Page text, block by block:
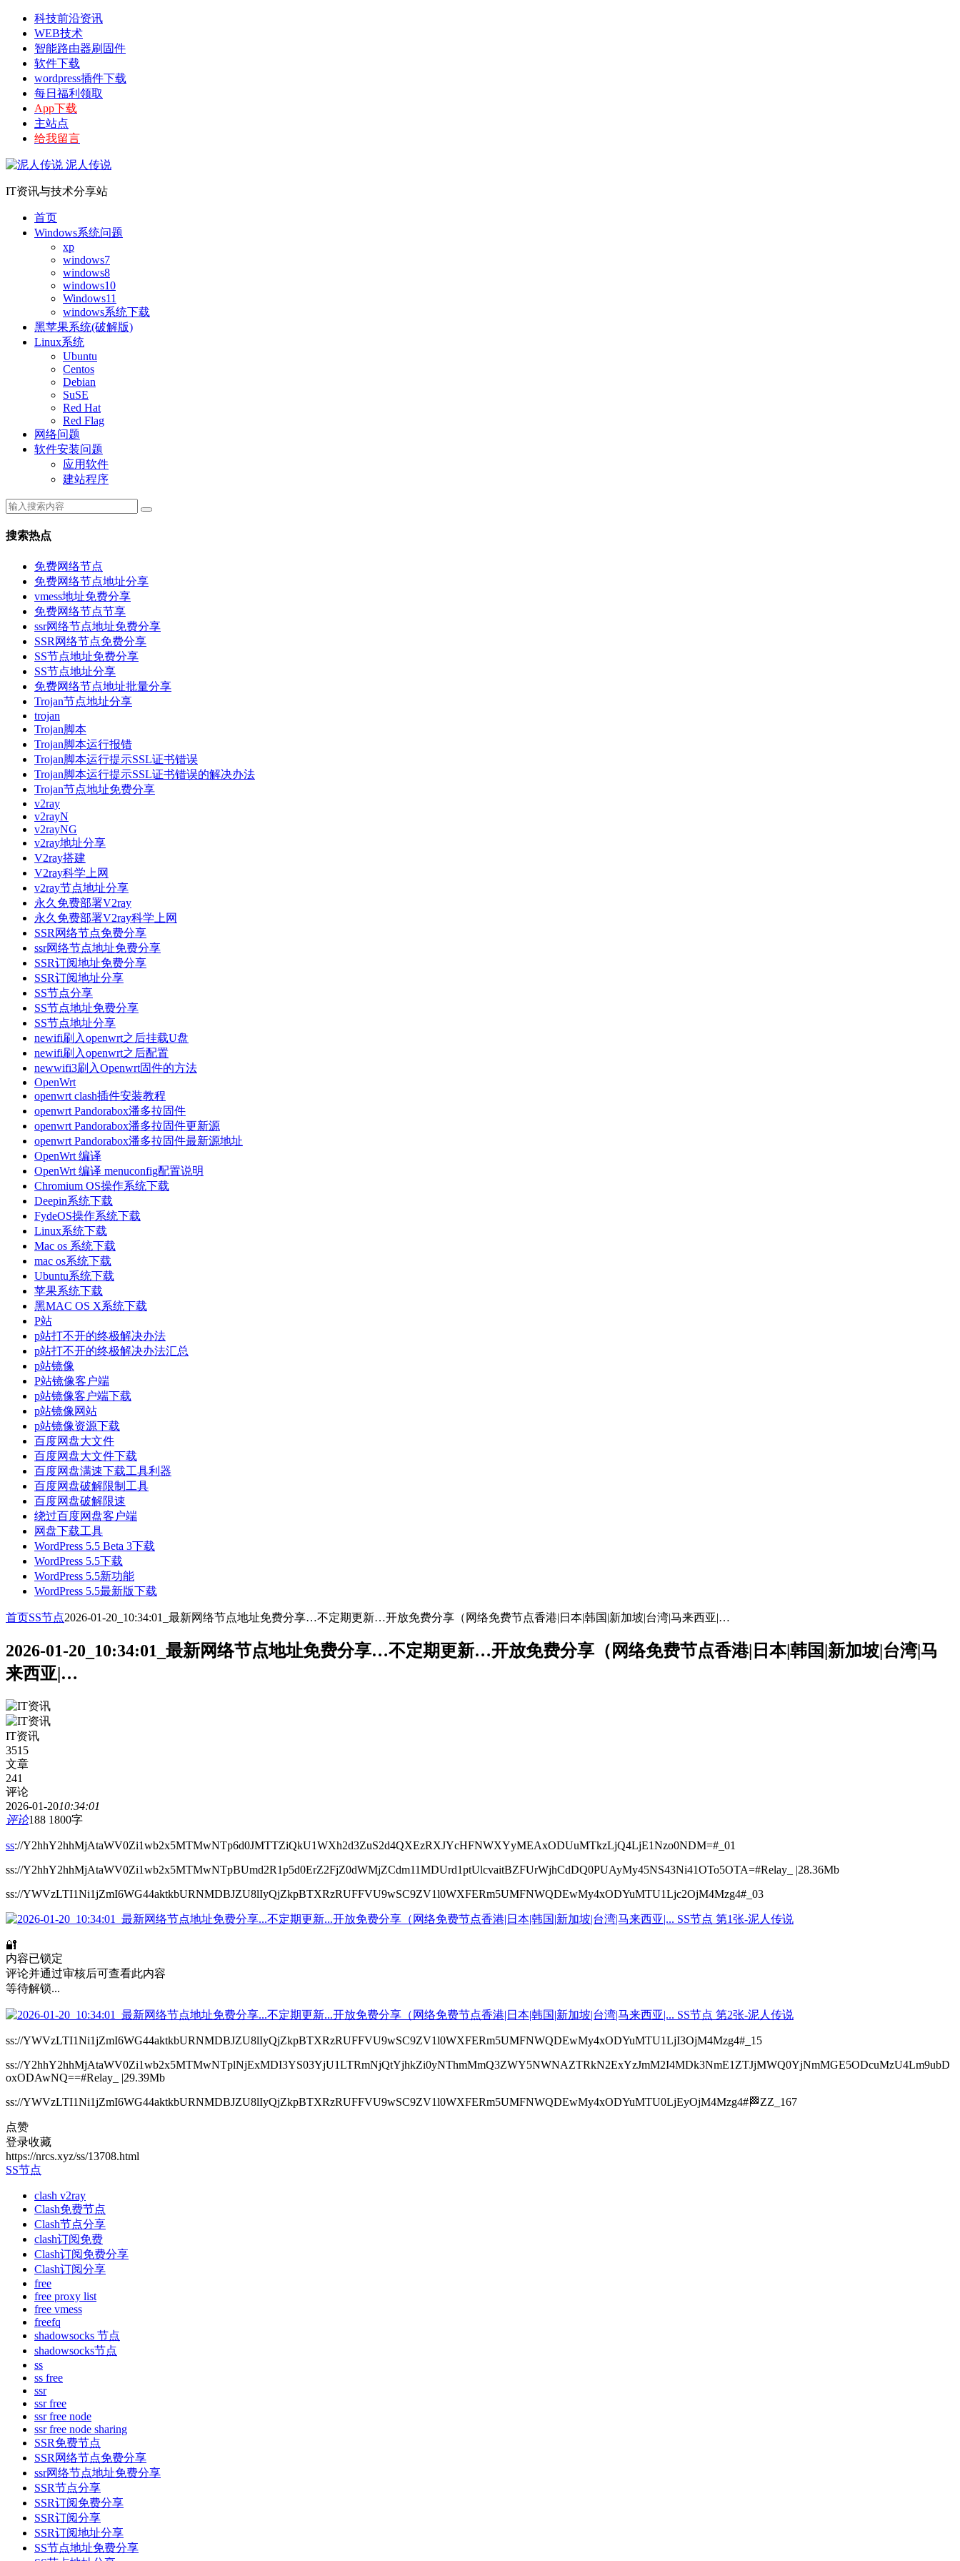
科技前沿资讯
WEB技术
智能路由器刷固件
软件下载
wordpress插件下载
每日福利领取
App下载
主站点
给我留言
泥人传说
IT资讯与技术分享站
首页
Windows系统问题
xp
windows7
windows8
windows10
Windows11
windows系统下载
黑苹果系统(破解版)
Linux系统
Ubuntu
Centos
Debian
SuSE
Red Hat
Red Flag
网络问题
软件安装问题
应用软件
建站程序
搜索热点
免费网络节点
免费网络节点地址分享
vmess地址免费分享
免费网络节点节享
ssr网络节点地址免费分享
SSR网络节点免费分享
SS节点地址免费分享
SS节点地址分享
免费网络节点地址批量分享
Trojan节点地址分享
trojan
Trojan脚本
Trojan脚本运行报错
Trojan脚本运行提示SSL证书错误
Trojan脚本运行提示SSL证书错误的解决办法
Trojan节点地址免费分享
v2ray
v2rayN
v2rayNG
v2ray地址分享
V2ray搭建
V2ray科学上网
v2ray节点地址分享
永久免费部署V2ray
永久免费部署V2ray科学上网
SSR网络节点免费分享
ssr网络节点地址免费分享
SSR订阅地址免费分享
SSR订阅地址分享
SS节点分享
SS节点地址免费分享
SS节点地址分享
newifi刷入openwrt之后挂载U盘
newifi刷入openwrt之后配置
newwifi3刷入Openwrt固件的方法
OpenWrt
openwrt clash插件安装教程
openwrt Pandorabox潘多拉固件
openwrt Pandorabox潘多拉固件更新源
openwrt Pandorabox潘多拉固件最新源地址
OpenWrt 编译
OpenWrt 编译 menuconfig配置说明
Chromium OS操作系统下载
Deepin系统下载
FydeOS操作系统下载
Linux系统下载
Mac os 系统下载
mac os系统下载
Ubuntu系统下载
苹果系统下载
黑MAC OS X系统下载
P站
p站打不开的终极解决办法
p站打不开的终极解决办法汇总
p站镜像
P站镜像客户端
p站镜像客户端下载
p站镜像网站
p站镜像资源下载
百度网盘大文件
百度网盘大文件下载
百度网盘满速下载工具利器
百度网盘破解限制工具
百度网盘破解限速
绕过百度网盘客户端
网盘下载工具
WordPress 5.5 Beta 3下载
WordPress 5.5下载
WordPress 5.5新功能
WordPress 5.5最新版下载
首页SS节点2026-01-20_10:34:01_最新网络节点地址免费分享…不定期更新…开放免费分享（网络免费节点香港|日本|韩国|新加坡|台湾|马来西亚|…
2026-01-20_10:34:01_最新网络节点地址免费分享…不定期更新…开放免费分享（网络免费节点香港|日本|韩国|新加坡|台湾|马
来西亚|…
IT资讯
3515
文章
241
评论
2026-01-2010:34:01
评论188 1800字
ss://Y2hhY2hhMjAtaWV0Zi1wb2x5MTMwNTp6d0JMTTZiQkU1WXh2d3ZuS2d4QXEzRXJYcHFNWXYyMEAxODUuMTkzLjQ4LjE1Nzo0NDM=#_01
ss://Y2hhY2hhMjAtaWV0Zi1wb2x5MTMwNTpBUmd2R1p5d0ErZ2FjZ0dWMjZCdm11MDUrd1ptUlcvaitBZFUrWjhCdDQ0PUAyMy45NS43Ni41OTo5OTA=#Relay_ |28.36Mb
ss://YWVzLTI1Ni1jZmI6WG44aktkbURNMDBJZU8lIyQjZkpBTXRzRUFFVU9wSC9ZV1l0WXFERm5UMFNWQDEwMy4xODYuMTU1Ljc2OjM4Mzg4#_03
🔐
内容已锁定
评论并通过审核后可查看此内容
等待解锁...
ss://YWVzLTI1Ni1jZmI6WG44aktkbURNMDBJZU8lIyQjZkpBTXRzRUFFVU9wSC9ZV1l0WXFERm5UMFNWQDEwMy4xODYuMTU1LjI3OjM4Mzg4#_15
ss://Y2hhY2hhMjAtaWV0Zi1wb2x5MTMwNTplNjExMDI3YS03YjU1LTRmNjQtYjhkZi0yNThmMmQ3ZWY5NWNAZTRkN2ExYzJmM2I4MDk3NmE1ZTJjMWQ0YjNmMGE5ODcuMzU4Lm9ubD
oxODAwNQ==#Relay_ |29.39Mb
ss://YWVzLTI1Ni1jZmI6WG44aktkbURNMDBJZU8lIyQjZkpBTXRzRUFFVU9wSC9ZV1l0WXFERm5UMFNWQDEwMy4xODYuMTU0LjEyOjM4Mzg4#🏁ZZ_167
点赞
登录收藏
https://nrcs.xyz/ss/13708.html
SS节点
clash v2ray
Clash免费节点
Clash节点分享
clash订阅免费
Clash订阅免费分享
Clash订阅分享
free
free proxy list
free vmess
freefq
shadowsocks 节点
shadowsocks节点
ss
ss free
ssr
ssr free
ssr free node
ssr free node sharing
SSR免费节点
SSR网络节点免费分享
ssr网络节点地址免费分享
SSR节点分享
SSR订阅免费分享
SSR订阅分享
SSR订阅地址分享
SS节点地址免费分享